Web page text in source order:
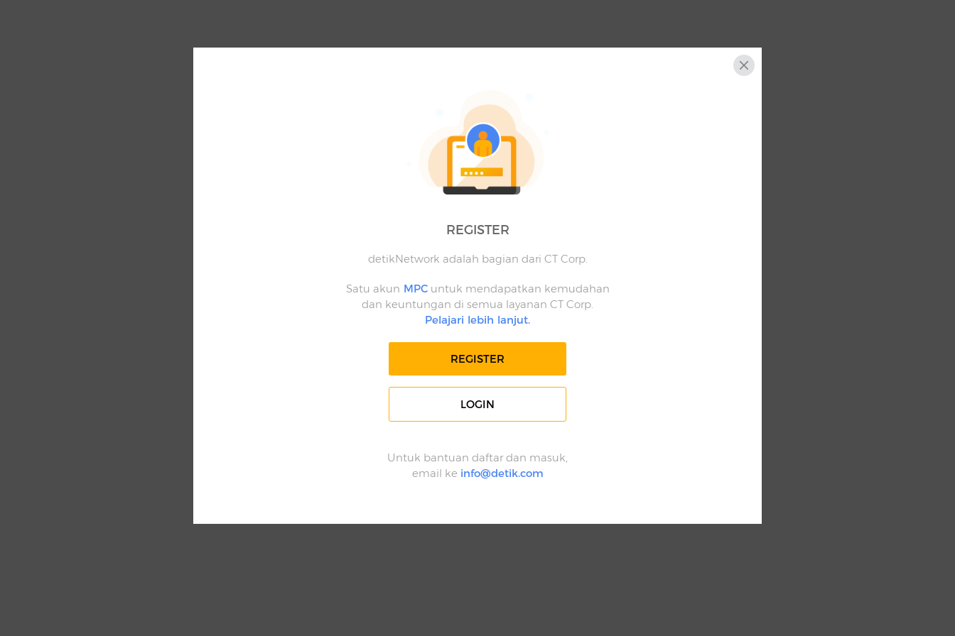
REGISTER
detikNetwork adalah bagian dari CT Corp.
Satu akun MPCuntuk mendapatkan kemudahan
dan keuntungan di semua layanan CT Corp.
Pelajari lebih lanjut.
REGISTER
LOGIN
Untuk bantuan daftar dan masuk,
email ke info@detik.com